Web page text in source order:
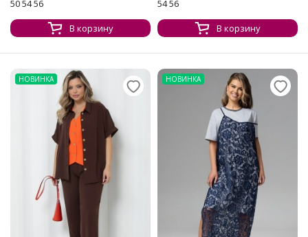
50 54 56
В корзину
54 56
В корзину
НОВИНКА НОВИНКА